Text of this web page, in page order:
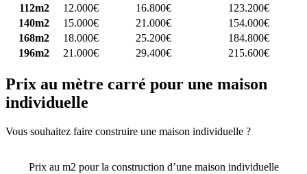
112m2
12.000€ 16.800€
123.200€
140m2
15.000€ 21.000€
154.000€
168m2
18.000€ 25.200€
184.800€
196m2
21.000€ 29.400€ 215.600€
Prix au mètre carré pour une maison
individuelle
Vous souhaitez faire construire une maison individuelle ?
Prix au m2 pour la construction d’une maison individuelle